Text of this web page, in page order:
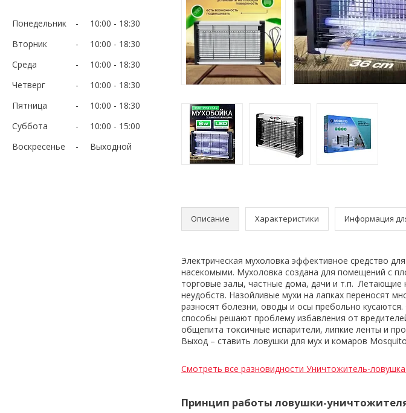
Понедельник 10:00
18:30
Вторник
10:00
18:30
Среда
10:00
18:30
Четверг
10:00
18:30
Пятница
10:00
18:30
Суббота
10:00
15:00
Воскресенье
Выходной
Описание Характеристики Информация
Электрическая мухоловка эффективное средство
насекомыми. Мухоловка создана для помещений с
торговые залы, частные дома, дачи и т.п.
неудобств. Назойливые мухи на лапках переносят
разносят болезни, оводы и осы пребольно
способы решают проблему избавления от
общепита токсичные испарители, липкие ленты и
Выход – ставить ловушки для мух и комаров
Смотреть все разновидности Уничтожитель-
Принцип работы ловушки-